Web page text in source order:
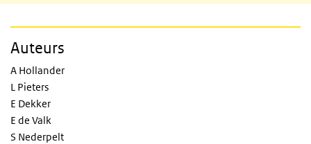
Auteurs
A Hollander
L Pieters
E Dekker
E de Valk
S Nederpelt